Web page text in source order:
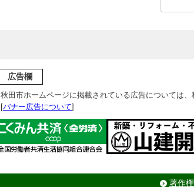
広告欄
秋田市ホームページに掲載されている広告については
[バナー広告について]
著作権